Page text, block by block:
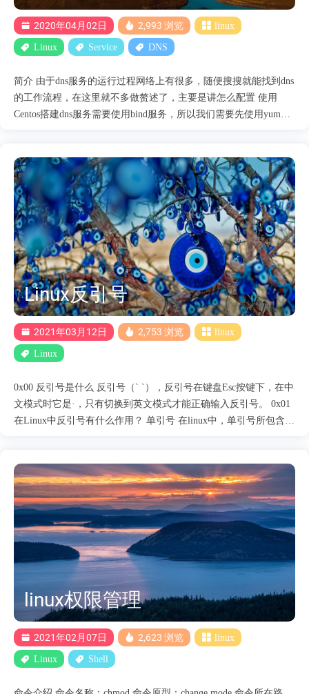
2020年04月02日 2,993 浏览 linux
Linux Service DNS
简介 由于dns服务的运行过程网络上有很多，随便搜搜就能找到dns
的工作流程，在这里就不多做赘述了，主要是讲怎么配置 使用
Centos搭建dns服务需要使用bind服务，所以我们需要先使用yum安
务 如果安装失败可能是因为yum源的原因，可以试试更换yum源为
国内源，配置文件在/etc/yum.repos.d/下 bind服务会产生一些文件
/etc/named.conf /etc/named.rfc1912.zones 这两个文件是dns的配置文
件 options { listen-on port 53 { localhost; }; // 监听本地端口53
localhost代表本地所有IP地址 directory "/var/named"; // 域名解析配
置文件地址 allow-query { localhost; any; }; // 允许查询地址 为....
Linux反引号
2021年03月12日 2,753 浏览 linux
Linux
0x00 反引号是什么 反引号（` `），反引号在键盘Esc按键下，在中
文模式时它是·，只有切换到英文模式才能正确输入反引号。 0x01
在Linux中反引号有什么作用？ 单引号 在linux中，单引号所包含的
与特殊字符。 双引号 双引号与单引号的不同之处在于，双引号会
解析特殊字符，如果想要忽略特殊字符，那么需要用到 \ 转义字
符。 双引号不会解析命令，只是在单引号的基础上增添识别特殊
符号的功能。 反引号 反引号和单引号与双引号则完全不同，后两
者都是括号内的字符当作字符串处理，而反引号则处理命令。 反
引号在将括号内的命令处理完毕之后，会将返回的信息传给bash，
再次执行 文件test.txt的内容为: /etc/passwd /etc/shadow echo `cat
/etc/passwd /etc/shadow 在命令执行完毕后，会将返回内容作为输入
重新传递到bash中....
linux权限管理
2021年02月07日 2,623 浏览 linux
Linux Shell